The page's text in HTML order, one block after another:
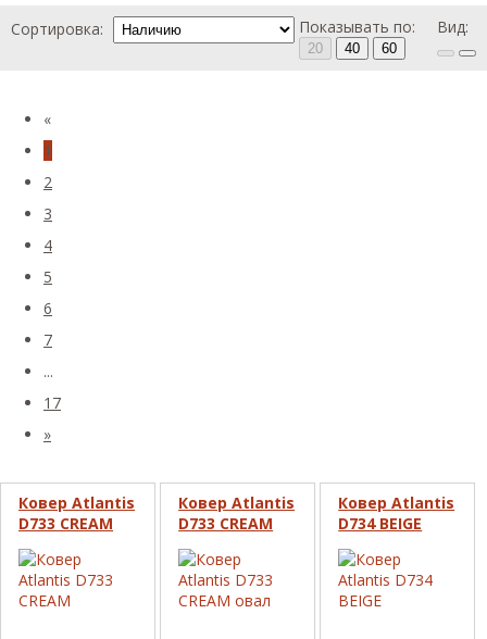
Сортировка: Вид:
Показывать по:
20 40 60
«
1
2
3
4
5
6
7
...
17
»
Ковер Atlantis
D733 CREAM
Ковер Atlantis
D733 CREAM
овал
Ковер Atlantis
D734 BEIGE